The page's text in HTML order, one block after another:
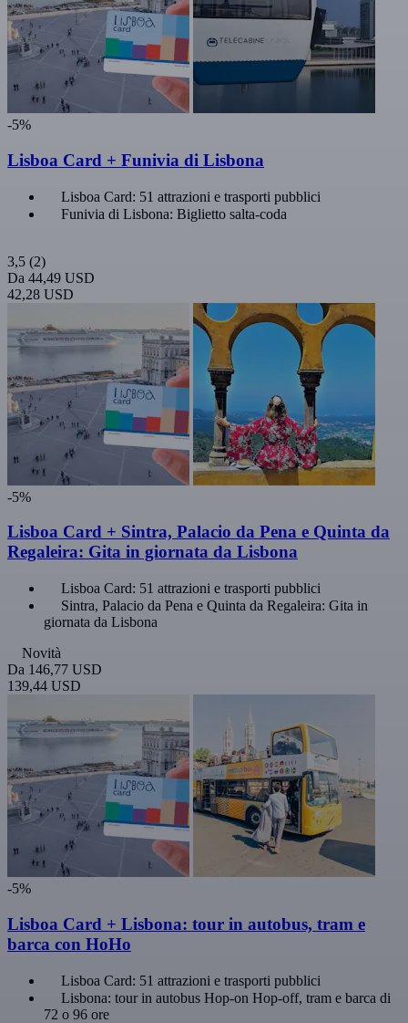
-5%
Lisboa Card + Funivia di Lisbona
Lisboa Card: 51 attrazioni e trasporti pubblici
Funivia di Lisbona: Biglietto salta-coda
3,5 (2)
Da 44,49 USD
42,28 USD
-5%
Lisboa Card + Sintra, Palacio da Pena e Quinta da
Regaleira: Gita in giornata da Lisbona
Lisboa Card: 51 attrazioni e trasporti pubblici
Sintra, Palacio da Pena e Quinta da Regaleira: Gita in
giornata da Lisbona
Novità
Da 146,77 USD
139,44 USD
-5%
Lisboa Card + Lisbona: tour in autobus, tram e
barca con HoHo
Lisboa Card: 51 attrazioni e trasporti pubblici
Lisbona: tour in autobus Hop-on Hop-off, tram e barca di
72 o 96 ore